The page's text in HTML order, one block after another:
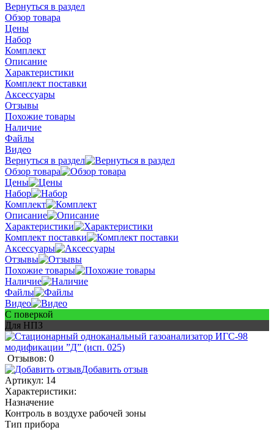
Вернуться в раздел
Обзор товара
Цены
Набор
Комплект
Описание
Характеристики
Комплект поставки
Аксессуары
Отзывы
Похожие товары
Наличие
Файлы
Видео
Вернуться в раздел
Обзор товара
Цены
Набор
Комплект
Описание
Характеристики
Комплект поставки
Аксессуары
Отзывы
Похожие товары
Наличие
Файлы
Видео
С поверкой
Для НПЗ
Отзывов: 0
Добавить отзыв
Артикул: 14
Характеристики:
Назначение
Контроль в воздухе рабочей зоны
Тип прибора